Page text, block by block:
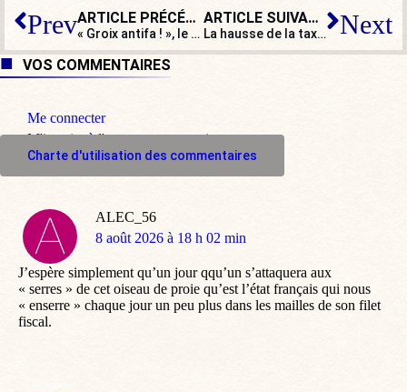
Prev ARTICLE PRÉCÉDENT
« Groix antifa ! », le nouveau profil de la gauche révolutionnaire ?
ARTICLE SUIVANT
La hausse de la taxe attentat va augmenter votre assurance en 2027 Next
VOS COMMENTAIRES
Me connecter
M'inscrire à l'espace commentaire
Charte d'utilisation des commentaires
ALEC_56
dit
8 août 2026 à 18 h 02 min
J’espère simplement qu’un jour qqu’un s’attaquera aux
« serres » de cet oiseau de proie qu’est l’état français qui nous
« enserre » chaque jour un peu plus dans les mailles de son filet
fiscal.